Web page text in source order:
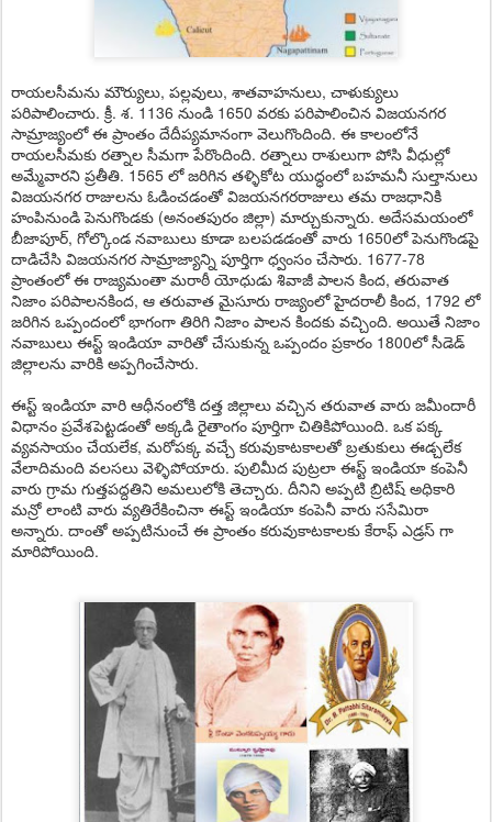
రాయలసీమను మౌర్యులు, పల్లవులు, శాతవాహనులు, చాళుక్యులు
పరిపాలించారు. క్రీ. శ. 1136 నుండి 1650 వరకు పరిపాలించిన విజయనగర
సామ్రాజ్యంలో ఈ ప్రాంతం దేదీప్యమానంగా వెలుగొందింది. ఈ కాలంలోనే
రాయలసీమకు రత్నాల సీమగా పేరొందింది. రత్నాలు రాశులుగా పోసి వీధుల్లో
అమ్మేవారని ప్రతీతి. 1565 లో జరిగిన తళ్ళికోట యుద్ధంలో బహమనీ సుల్తానులు
విజయనగర రాజులను ఓడించడంతో విజయనగరరాజులు తమ రాజధానికి
హంపినుండి పెనుగొండకు (అనంతపురం జిల్లా) మార్చుకున్నారు. అదేసమయంలో
బీజాపూర్, గోల్కొండ నవాబులు కూడా బలపడడంతో వారు 1650లో పెనుగొండపై
దాడిచేసి విజయనగర సామ్రాజ్యాన్ని పూర్తిగా ధ్వంసం చేసారు. 1677-78
ప్రాంతంలో ఈ రాజ్యమంతా మరాఠీ యోధుడు శివాజీ పాలన కింద, తరువాత
నిజాం పరిపాలనకింద, ఆ తరువాత మైసూరు రాజ్యంలో హైదరాలీ కింద, 1792 లో
జరిగిన ఒప్పందంలో భాగంగా తిరిగి నిజాం పాలన కిందకు వచ్చింది. అయితే నిజాం
నవాబులు ఈస్ట్ ఇండియా వారితో చేసుకున్న ఒప్పందం ప్రకారం 1800లో సీడెడ్
జిల్లాలను వారికి అప్పగించేసారు.
ఈస్ట్ ఇండియా వారి ఆధీనంలోకి దత్త జిల్లాలు వచ్చిన తరువాత వారు జమీందారీ
విధానం ప్రవేశపెట్టడంతో అక్కడి రైతాంగం పూర్తిగా చితికిపోయింది. ఒక పక్క
వ్యవసాయం చేయలేక, మరోపక్క వచ్చే కరువుకాటకాలతో బ్రతుకులు ఈడ్చలేక
వేలాదిమంది వలసలు వెళ్ళిపోయారు. పులిమీద పుట్రలా ఈస్ట్ ఇండియా కంపెనీ
వారు గ్రామ గుత్తపద్దతిని అమలులోకి తెచ్చారు. దీనిని అప్పటి బ్రిటిష్ అధికారి
మన్రో లాంటి వారు వ్యతిరేకించినా ఈస్ట్ ఇండియా కంపెనీ వారు ససేమిరా
అన్నారు. దాంతో అప్పటినుంచే ఈ ప్రాంతం కరువుకాటకాలకు కేరాఫ్ ఎడ్రస్ గా
మారిపోయింది.